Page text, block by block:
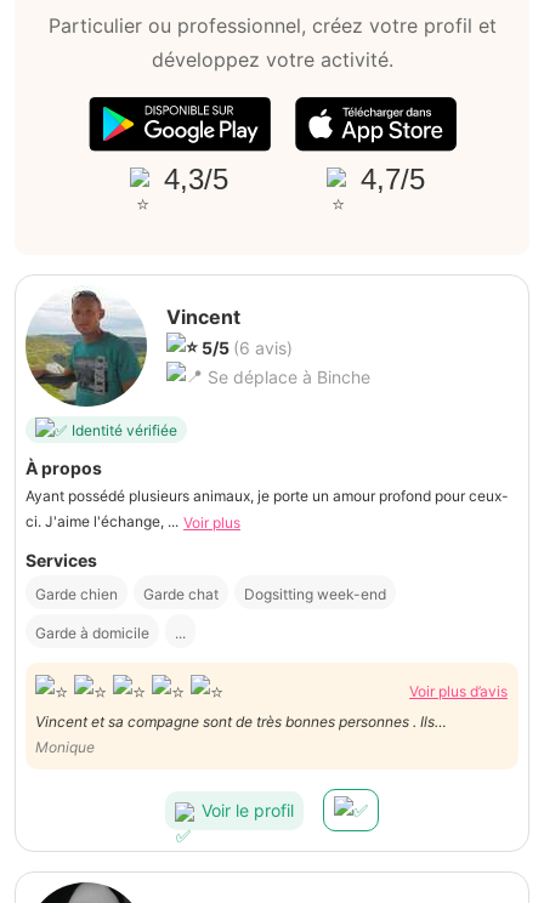
Particulier ou professionnel, créez votre profil et
développez votre activité.
4,3/5 4,7/5
Vincent
5/5 (6 avis)
Se déplace à Binche
Identité vérifiée
À propos
Ayant possédé plusieurs animaux, je porte un amour profond pour ceux-
ci. J'aime l'échange, ... Voir plus
Services
Garde chien Garde chat Dogsitting week-end
Garde à domicile ...
Voir plus d’avis
Vincent et sa compagne sont de très bonnes personnes . Ils
s'occupent très bien de nos compagnons à quatre pattes, ils ont
même eu droit à leurs biscuits à l'occasion de la fête de Saint Nicolas.
Monique
Voir le profil